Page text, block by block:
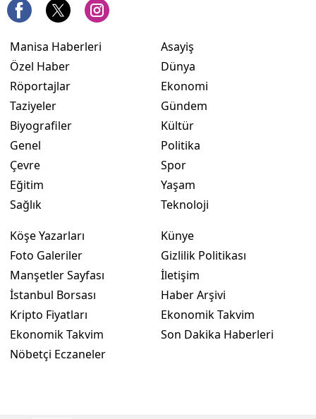
Manisa Haberleri
Özel Haber
Röportajlar
Taziyeler
Biyografiler
Genel
Çevre
Eğitim
Sağlık
Asayiş
Dünya
Ekonomi
Gündem
Kültür
Politika
Spor
Yaşam
Teknoloji
Köşe Yazarları
Foto Galeriler
Manşetler Sayfası
İstanbul Borsası
Kripto Fiyatları
Ekonomik Takvim
Nöbetçi Eczaneler
Künye
Gizlilik Politikası
İletişim
Haber Arşivi
Ekonomik Takvim
Son Dakika Haberleri